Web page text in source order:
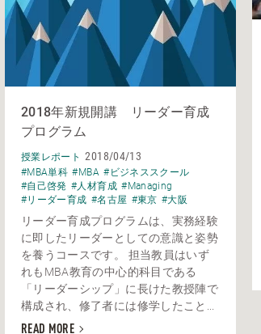
2018年新規開講 リーダー育成
プログラム
授業レポート 2018/04/13
#MBA単科 #MBA #ビジネススクール
#自己啓発 #人材育成 #Managing
#リーダー育成 #名古屋 #東京 #大阪
リーダー育成プログラムは、実務経験
に即したリーダーとしての意識と姿勢
を養うコースです。 担当教員はいず
れもMBA教育の中心的科目である
「リーダーシップ」に長けた教授陣で
構成され、修了者には修学したこと...
READ MORE